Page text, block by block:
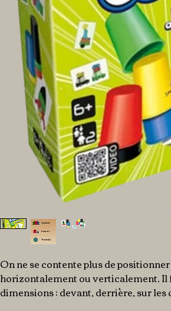
On ne se contente plus de
horizontalement ou verticalement. Il
dimensions : devant, derrière, sur les